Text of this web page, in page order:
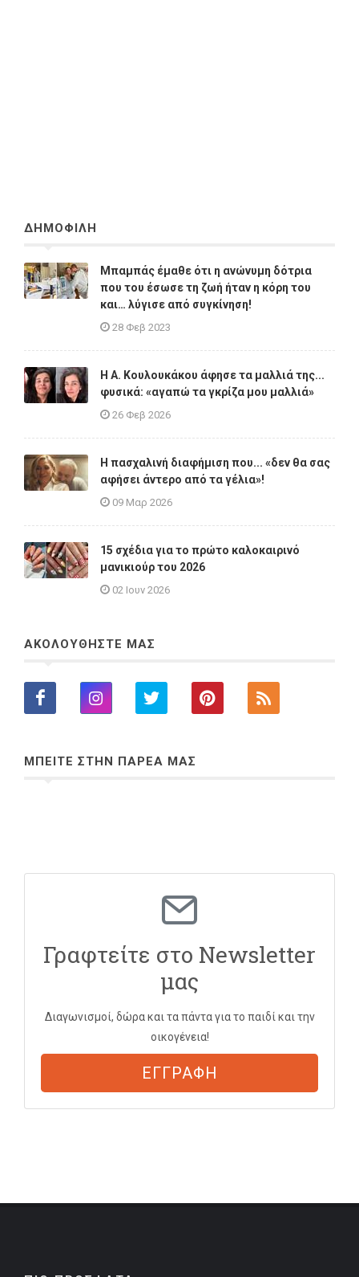
ΔΗΜΟΦΙΛΗ
Μπαμπάς έμαθε ότι η ανώνυμη δότρια
που του έσωσε τη ζωή ήταν η κόρη του
και… λύγισε από συγκίνηση!
28 Φεβ 2023
Η A. Κουλουκάκου άφησε τα μαλλιά της...
φυσικά: «αγαπώ τα γκρίζα μου μαλλιά»
26 Φεβ 2026
Η πασχαλινή διαφήμιση που... «δεν θα σας
αφήσει άντερο από τα γέλια»!
09 Μαρ 2026
15 σχέδια για το πρώτο καλοκαιρινό
μανικιούρ του 2026
02 Ιουν 2026
ΑΚΟΛΟΥΘΗΣΤΕ ΜΑΣ
ΜΠΕΙΤΕ ΣΤΗΝ ΠΑΡΕΑ ΜΑΣ
Γραφτείτε στο Newsletter
μας
Διαγωνισμοί, δώρα και τα πάντα για το παιδί και την
οικογένεια!
ΕΓΓΡΑΦΗ